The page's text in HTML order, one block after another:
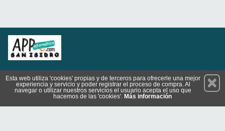
Suscríbete
Esta web utiliza 'cookies' propias y de terceros para ofrecerle una mejor
experiencia y servicio y poder registrar el proceso de compra. Al
navegar o utilizar nuestros servicios el usuario acepta el uso que
hacemos de las 'cookies'. Más información